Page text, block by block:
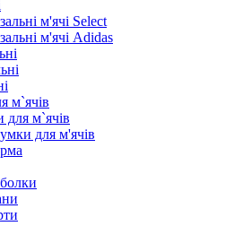
м'ячі Select
м'ячі Adidas
м`ячів
для м`ячів
для м'ячів